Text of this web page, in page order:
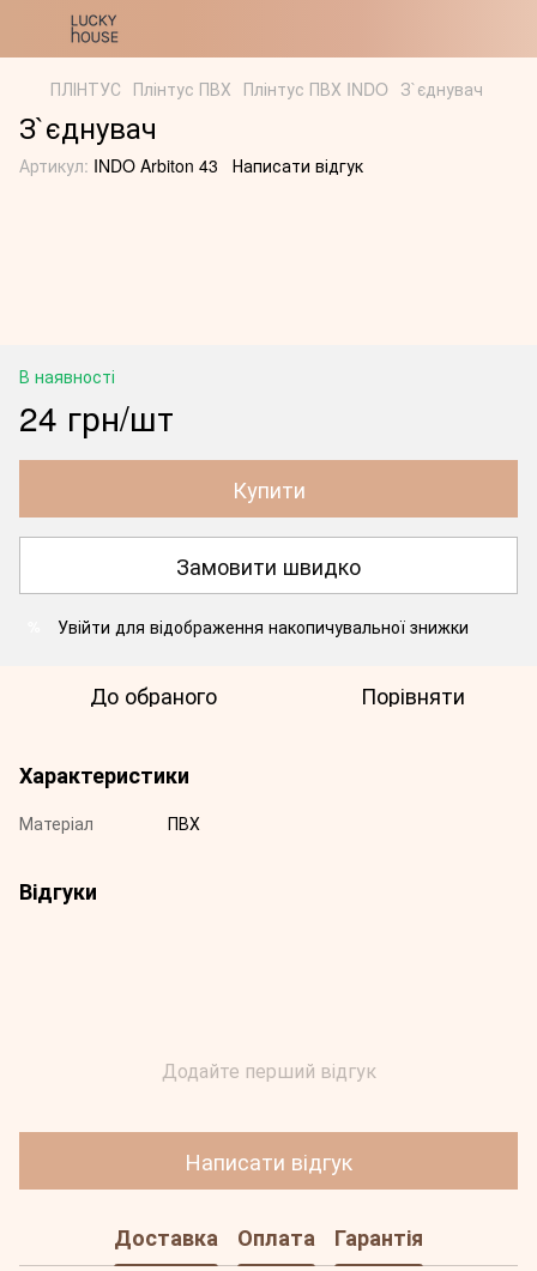
ПЛІНТУС Плінтус ПВХ Плінтус ПВХ INDO З`єднувач
З`єднувач
Артикул: INDO Arbiton 43 Написати відгук
В наявності
24 грн/шт
Купити
Замовити швидко
Увійти для відображення накопичувальної знижки
До обраного Порівняти
Характеристики
Матеріал ПВХ
Відгуки
Додайте перший відгук
Написати відгук
Доставка Оплата Гарантія